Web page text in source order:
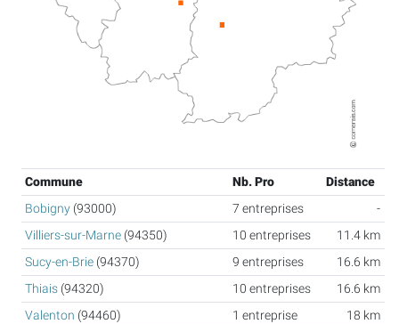
Commune Nb. Pro
Distance
Bobigny (93000) 7 entreprises
-
Villiers-sur-Marne (94350) 10 entreprises
11.4 km
Sucy-en-Brie (94370) 9 entreprises
16.6 km
Thiais (94320) 10 entreprises
16.6 km
Valenton (94460) 1 entreprise
18 km